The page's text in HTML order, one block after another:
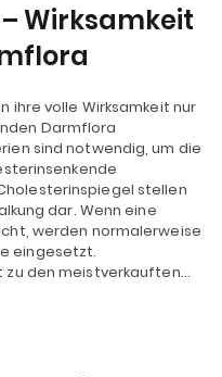
Wirksamkeit
ihre volle Wirksamkeit nur
Darmflora
sind notwendig, um die
stellen
dar. Wenn eine
werden normalerweise
eingesetzt.
zu den meistverkauften…